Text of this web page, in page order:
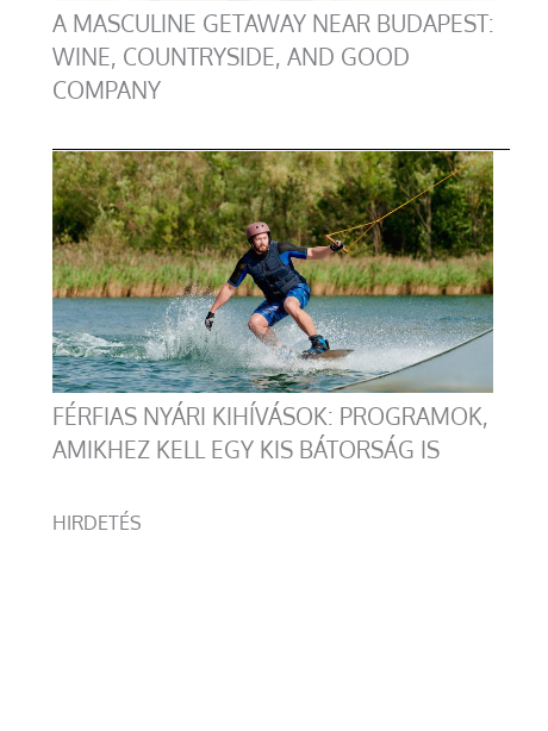
A MASCULINE GETAWAY NEAR BUDAPEST:
WINE, COUNTRYSIDE, AND GOOD
COMPANY
FÉRFIAS NYÁRI KIHÍVÁSOK: PROGRAMOK,
AMIKHEZ KELL EGY KIS BÁTORSÁG IS
HIRDETÉS